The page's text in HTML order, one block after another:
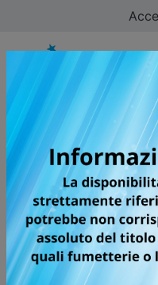
Arnaud
Tutti i